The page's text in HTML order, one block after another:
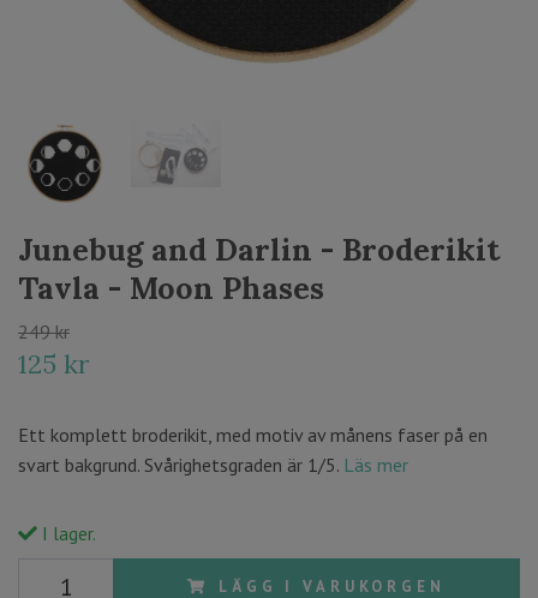
Junebug and Darlin - Broderikit
Tavla - Moon Phases
249 kr
125 kr
Ett komplett broderikit, med motiv av månens faser på en
svart bakgrund. Svårighetsgraden är 1/5. Läs mer
I lager.
LÄGG I VARUKORGEN